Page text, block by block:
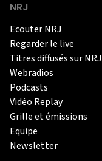
NRJ
Ecouter NRJ
Regarder le live
Titres diffusés sur NRJ
Webradios
Podcasts
Vidéo Replay
Grille et émissions
Equipe
Newsletter